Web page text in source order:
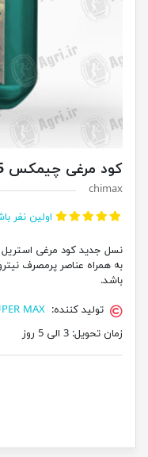
کود مرغی چیمکس 5 لیتر
chimax
اولین نفر
نسل جدید کود مرغی
به همراه عناصر پرمصرف
باشد.
تولید کننده: MAX
زمان تحویل: 3 الی 5 روز